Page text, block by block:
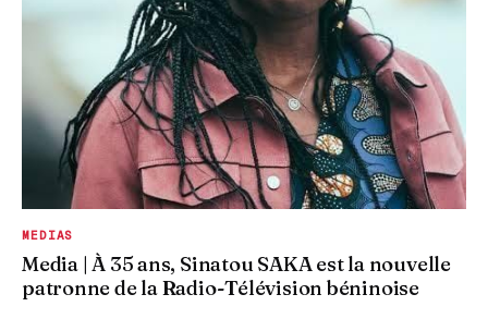
MEDIAS
Media | À 35 ans, Sinatou SAKA est la nouvelle
patronne de la Radio-Télévision béninoise